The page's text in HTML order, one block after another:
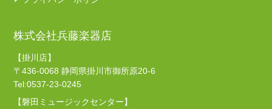
株式会社兵藤楽器店
【掛川店】
〒436-0068 静岡県掛川市御所原20-6
Tel:0537-23-0245
【磐田ミュージックセンター】